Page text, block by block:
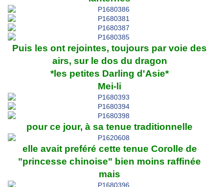
Puis les ont rejointes, toujours par voie des
airs, sur le dos du dragon
*les petites Darling d'Asie*
Mei-li
pour ce jour, à sa tenue traditionnelle
elle avait preféré cette tenue Corolle de
"princesse chinoise" bien moins raffinée
mais